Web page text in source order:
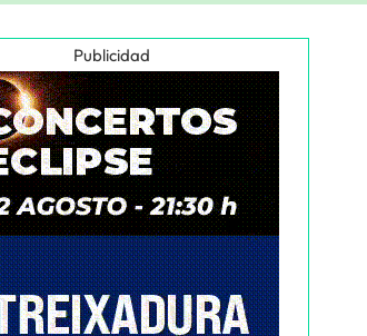
Publicidad